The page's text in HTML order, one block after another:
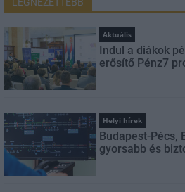
Aktuális
Indul a diákok
erősítő Pénz7
Helyi hírek
Budapest-Pécs,
gyorsabb és